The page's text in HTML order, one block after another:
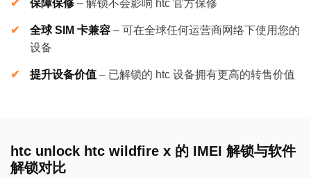
保障保修 – 解锁不会影响 htc 官方保修
全球 SIM 卡兼容 – 可在全球任何运营商网络下使用您的
设备
提升设备价值 – 已解锁的 htc 设备拥有更高的转售价值
htc unlock htc wildfire x 的 IMEI 解锁与软件
解锁对比